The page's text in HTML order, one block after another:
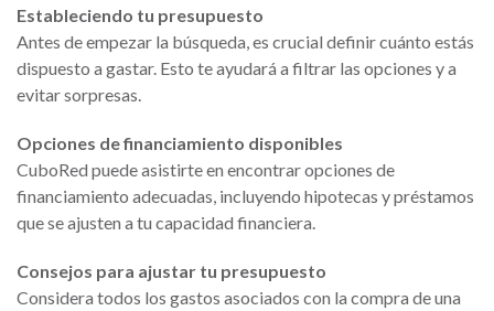
Estableciendo tu presupuesto
Antes de empezar la búsqueda, es crucial definir cuánto estás
dispuesto a gastar. Esto te ayudará a filtrar las opciones y a
evitar sorpresas.
Opciones de financiamiento disponibles
CuboRed puede asistirte en encontrar opciones de
financiamiento adecuadas, incluyendo hipotecas y préstamos
que se ajusten a tu capacidad financiera.
Consejos para ajustar tu presupuesto
Considera todos los gastos asociados con la compra de una